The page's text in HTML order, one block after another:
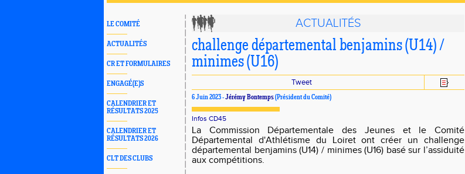
LE COMITÉ
ACTUALITÉS
CR ET FORMULAIRES
ENGAGÉ(E)S
CALENDRIER ET
RÉSULTATS 2025
CALENDRIER ET
RÉSULTATS 2026
CLT DES CLUBS
ACTUALITÉS
challenge départemental benjamins (U14) /
minimes (U16)
Tweet
6 Juin 2023 -Jérémy Bontemps(Président du Comité)
Infos CD45
La Commission Départementale des Jeunes et le Comité
Départemental d'Athlétisme du Loiret ont créer un challenge
départemental benjamins (U14) / minimes (U16) basé sur l’assiduité
aux compétitions.